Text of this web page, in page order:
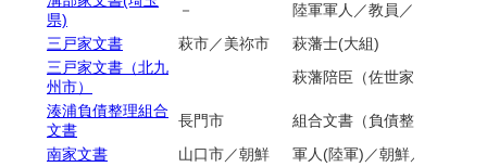
県)
－
陸軍軍人／教員／図書館書
三戸家文書
萩市／美祢市
萩藩士(大組)
三戸家文書（北九
州市）
萩藩陪臣（佐世家臣）
湊浦負債整理組合
文書
長門市
組合文書（負債整理組合）
南家文書
山口市／朝鮮
軍人(陸軍)／朝鮮／甲午農